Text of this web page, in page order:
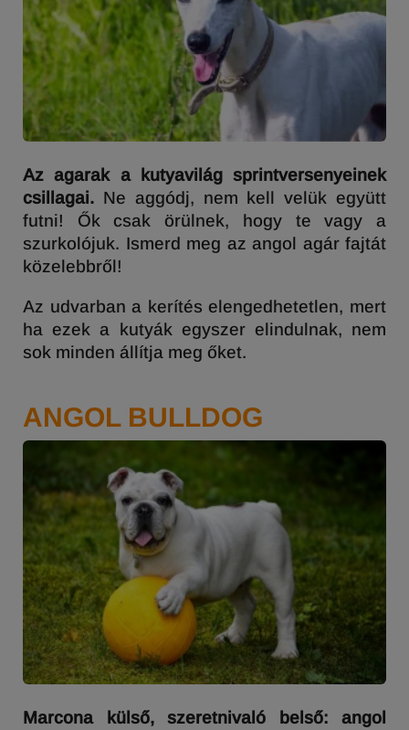
Az agarak a kutyavilág sprintversenyeinek
csillagai. Ne aggódj, nem kell velük együtt
futni! Ők csak örülnek, hogy te vagy a
szurkolójuk. Ismerd meg az angol agár fajtát
közelebbről!
Az udvarban a kerítés elengedhetetlen, mert
ha ezek a kutyák egyszer elindulnak, nem
sok minden állítja meg őket.
ANGOL BULLDOG
Marcona külső, szeretnivaló belső: angol